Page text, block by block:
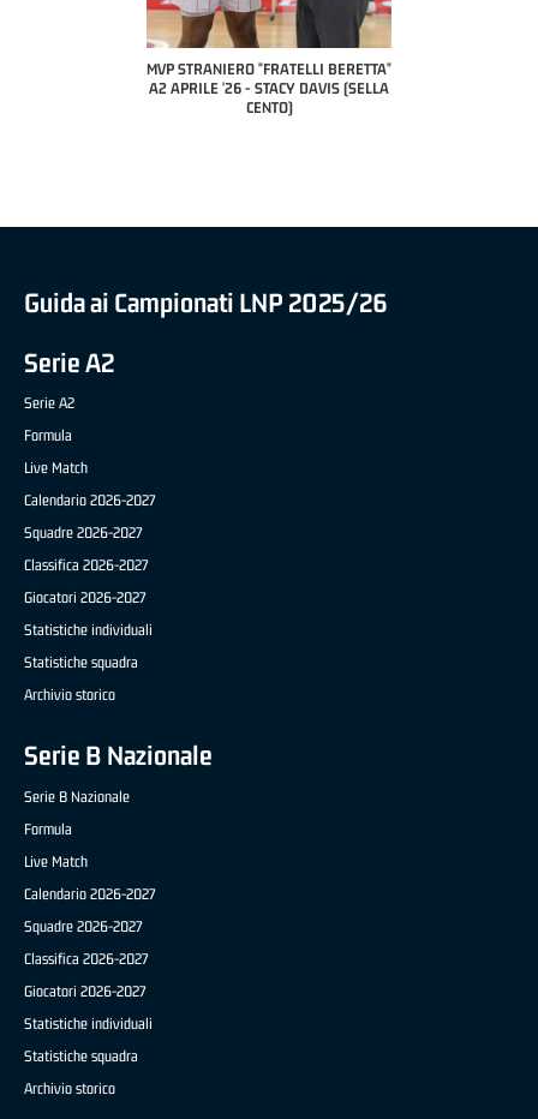
MVP STRANIERO "FRATELLI BERETTA"
A2 APRILE '26 - STACY DAVIS (SELLA
CENTO)
Guida ai Campionati LNP 2025/26
Serie A2
Serie A2
Formula
Live Match
Calendario 2026-2027
Squadre 2026-2027
Classifica 2026-2027
Giocatori 2026-2027
Statistiche individuali
Statistiche squadra
Archivio storico
Serie B Nazionale
Serie B Nazionale
Formula
Live Match
Calendario 2026-2027
Squadre 2026-2027
Classifica 2026-2027
Giocatori 2026-2027
Statistiche individuali
Statistiche squadra
Archivio storico